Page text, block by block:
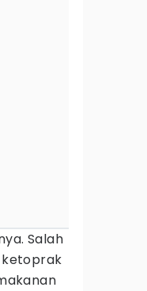
Salah
ketoprak